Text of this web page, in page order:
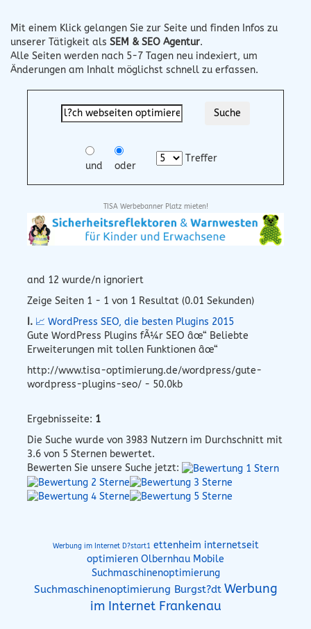
Mit einem Klick gelangen Sie zur Seite und finden Infos zu
unserer Tätigkeit als SEM & SEO Agentur.
Alle Seiten werden nach 5-7 Tagen neu indexiert, um
Änderungen am Inhalt möglichst schnell zu erfassen.
und oder
Treffer
TISA Werbebanner Platz mieten!
and 12 wurde/n ignoriert
Zeige Seiten 1 - 1 von 1 Resultat (0.01 Sekunden)
I. 📈 WordPress SEO, die besten Plugins 2015
Gute WordPress Plugins fÃ¼r SEO âœ“ Beliebte
Erweiterungen mit tollen Funktionen âœ“
http://www.tisa-optimierung.de/wordpress/gute-
wordpress-plugins-seo/ - 50.0kb
Ergebnisseite: 1
Die Suche wurde von 3983 Nutzern im Durchschnitt mit
3.6 von 5 Sternen bewertet.
Bewerten Sie unsere Suche jetzt:
Werbung im Internet D?start1 ettenheim internetseit
optimieren Olbernhau Mobile
Suchmaschinenoptimierung
Suchmaschinenoptimierung Burgst?dt Werbung
im Internet Frankenau